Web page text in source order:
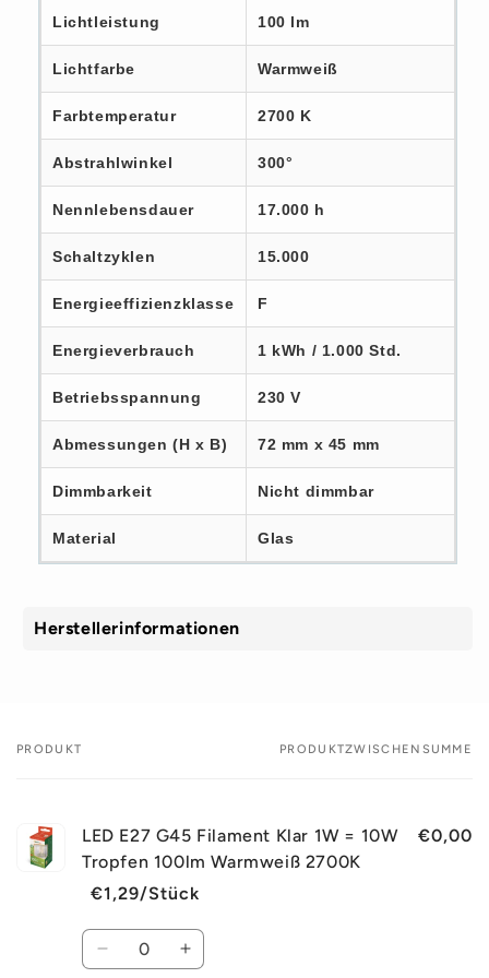
Lichtleistung 100 lm
Lichtfarbe Warmweiß
Farbtemperatur 2700 K
Abstrahlwinkel 300°
Nennlebensdauer 17.000 h
Schaltzyklen 15.000
Energieeffizienzklasse F
Energieverbrauch 1 kWh / 1.000 Std.
Betriebsspannung 230 V
Abmessungen (H x B) 72 mm x 45 mm
Dimmbarkeit Nicht dimmbar
Material Glas
Herstellerinformationen
Dein
PRODUKT PRODUKTZWISCHENSUMME
LED E27 G45 Filament Klar 1W = 10W
Tropfen 100lm Warmweiß 2700K
Normaler
Preis
Verkaufspreis
€1,29/Stück
€0,00
Anzahl
VerringereErhöhe